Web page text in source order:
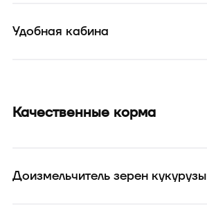
Удобная кабина
Качественные корма
Доизмельчитель зерен кукурузы